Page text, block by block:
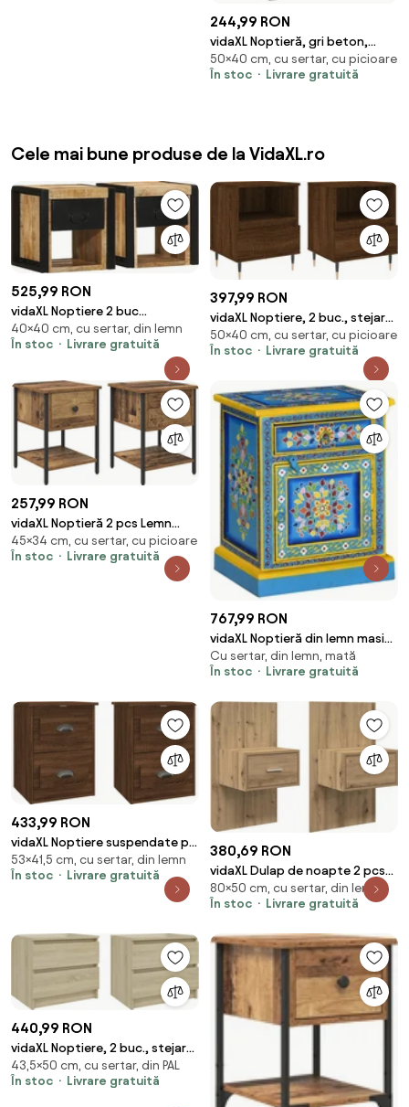
244,99 RON
vidaXL Noptieră, gri beton,
40x35x50 cm, lemn compozit
50×40 cm, cu sertar, cu picioare
În stoc
Livrare gratuită
Cele mai bune produse de la VidaXL.ro
525,99 RON
vidaXL Noptiere 2 buc
40x35x40 cm lemn masiv de
mango
40×40 cm, cu sertar, din lemn
În stoc
Livrare gratuită
397,99 RON
vidaXL Noptiere, 2 buc., stejar
maro, 40x35x50 cm, lemn
compozit
50×40 cm, cu sertar, cu picioare
În stoc
Livrare gratuită
257,99 RON
vidaXL Noptieră 2 pcs Lemn
vechi 34 x 35,5 x 45 cm Lemn
compozit
45×34 cm, cu sertar, cu picioare
În stoc
Livrare gratuită
767,99 RON
vidaXL Noptieră din lemn masiv
de mango, turcoaz, pictată
manual
Cu sertar, din lemn, mată
În stoc
Livrare gratuită
433,99 RON
vidaXL Noptiere suspendate pe
perete, 2 buc, stejar maro,
41,5x36x53cm
53×41,5 cm, cu sertar, din lemn
În stoc
Livrare gratuită
380,69 RON
vidaXL Dulap de noapte 2 pcs
Stejar Artizanal 50 x 32,5 x
80cm
80×50 cm, cu sertar, din lemn
În stoc
Livrare gratuită
440,99 RON
vidaXL Noptiere, 2 buc., stejar
sonoma, 50x39x43,5 cm, PAL
43,5×50 cm, cu sertar, din PAL
În stoc
Livrare gratuită